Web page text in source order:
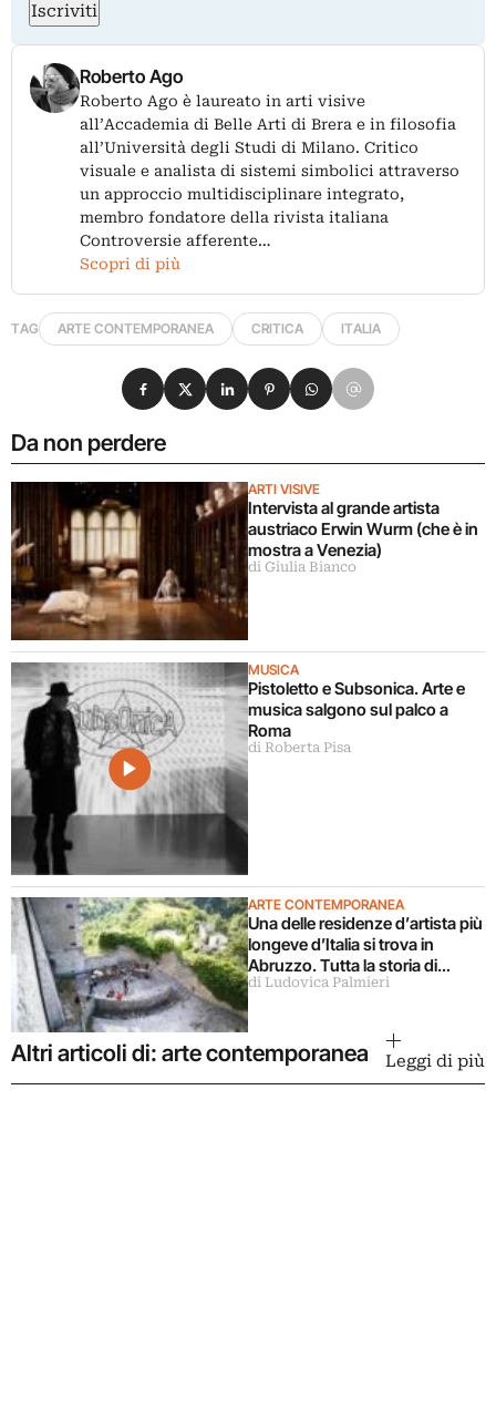
Iscriviti
Roberto Ago
Roberto Ago è laureato in arti visive
all’Accademia di Belle Arti di Brera e in filosofia
all’Università degli Studi di Milano. Critico
visuale e analista di sistemi simbolici attraverso
un approccio multidisciplinare integrato,
membro fondatore della rivista italiana
Controversie afferente…
Scopri di più
TAG ARTE CONTEMPORANEA CRITICA ITALIA
Da non perdere
ARTI VISIVE
Intervista al grande artista
austriaco Erwin Wurm (che è in
mostra a Venezia)
di Giulia Bianco
MUSICA
Pistoletto e Subsonica. Arte e
musica salgono sul palco a
Roma
di Roberta Pisa
ARTE CONTEMPORANEA
Una delle residenze d’artista più
longeve d’Italia si trova in
Abruzzo. Tutta la storia di
Ramo
di Ludovica Palmieri
Condividi su Facebook
Condividi su X
Condividi su LinkedIn
Condividi su Pinterest
Condividi su WhatsApp
Condividi su Email
Altri articoli di: arte contemporanea Leggi di più